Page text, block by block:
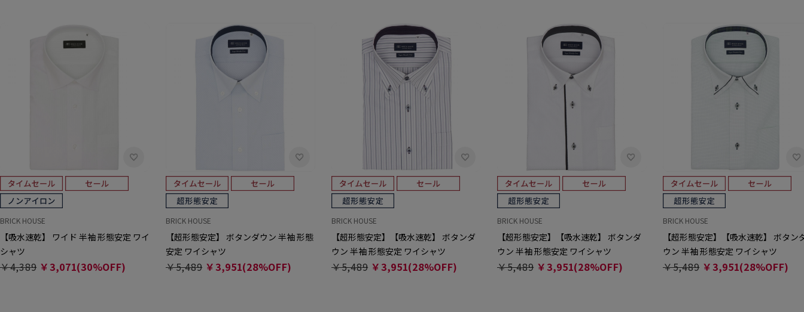
BRICK HOUSE
【吸水速乾】 ワイド 半袖 形態安定 ワイ
シャツ
￥4,389 ￥3,071(30%OFF)
BRICK HOUSE
【超形態安定】 ボタンダウン 半袖 形態
安定 ワイシャツ
￥5,489 ￥3,951(28%OFF)
BRICK HOUSE
【超形態安定】【吸水速乾】 ボタンダ
ウン 半袖 形態安定 ワイシャツ
￥5,489 ￥3,951(28%OFF)
BRICK HOUSE
【超形態安定】【吸水速乾】 ボタンダ
ウン 半袖 形態安定 ワイシャツ
￥5,489 ￥3,951(28%OFF)
BRICK HOUSE
【超形態安定】【吸水速乾】 ボタン
ウン 半袖 形態安定 ワイシャツ
￥5,489 ￥3,951(28%OFF)